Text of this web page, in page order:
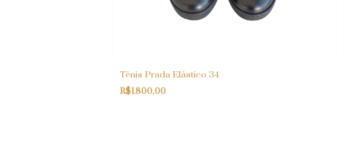
Tênis Prada Elástico 34
R$1.800,00